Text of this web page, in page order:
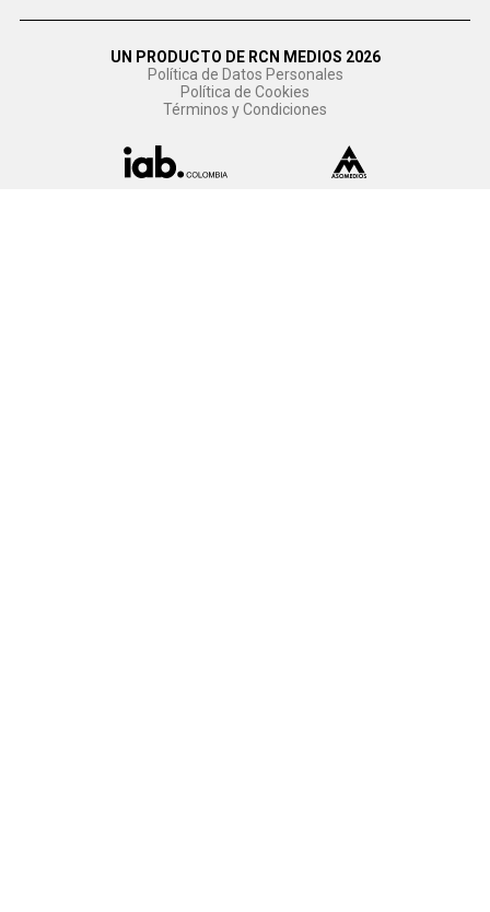
UN PRODUCTO DE RCN MEDIOS 2026
Política de Datos Personales
Política de Cookies
Términos y Condiciones